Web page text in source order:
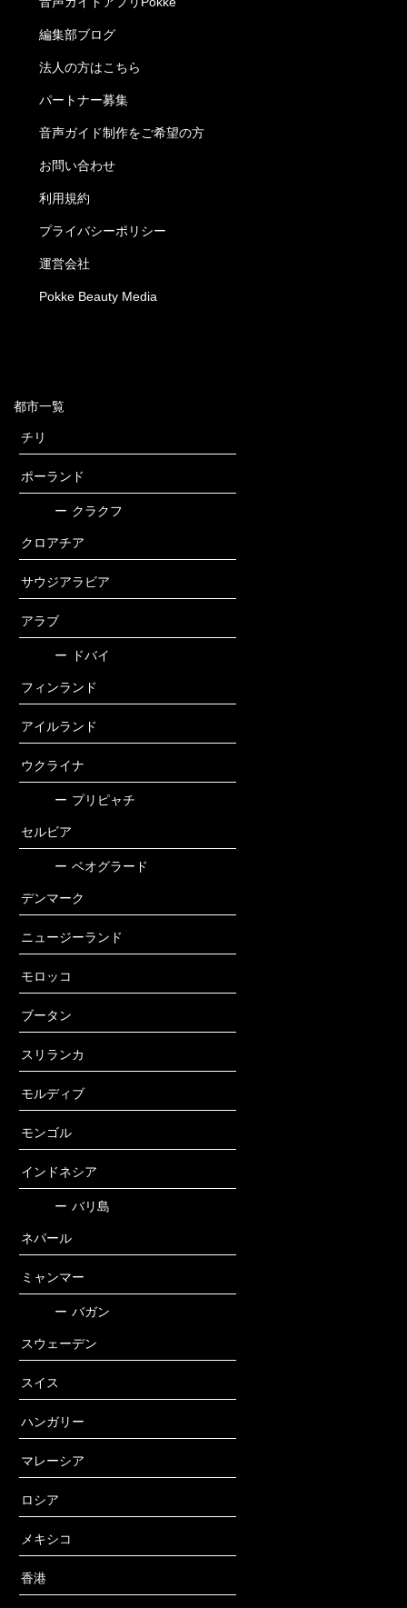
編集部ブログ
法人の方はこちら
パートナー募集
音声ガイド制作をご希望の方
お問い合わせ
利用規約
プライバシーポリシー
運営会社
Pokke Beauty Media
都市一覧
チリ
ポーランド
ー クラクフ
クロアチア
サウジアラビア
アラブ
ー ドバイ
フィンランド
アイルランド
ウクライナ
ー プリピャチ
セルビア
ー ベオグラード
デンマーク
ニュージーランド
モロッコ
ブータン
スリランカ
モルディブ
モンゴル
インドネシア
ー バリ島
ネパール
ミャンマー
ー バガン
スウェーデン
スイス
ハンガリー
マレーシア
ロシア
メキシコ
香港